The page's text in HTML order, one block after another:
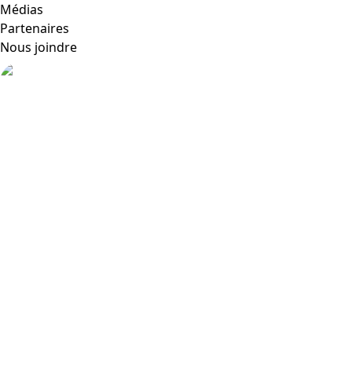
Médias
Partenaires
Nous joindre